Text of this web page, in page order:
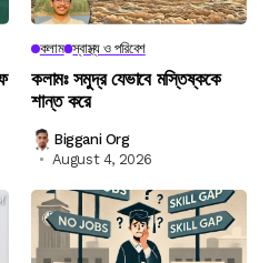
কলাম স্বাস্থ্য ও পরিবেশ
কলামঃ সমুদ্র যেভাবে মস্তিষ্ককে
শান্ত করে
Biggani Org
August 4, 2026